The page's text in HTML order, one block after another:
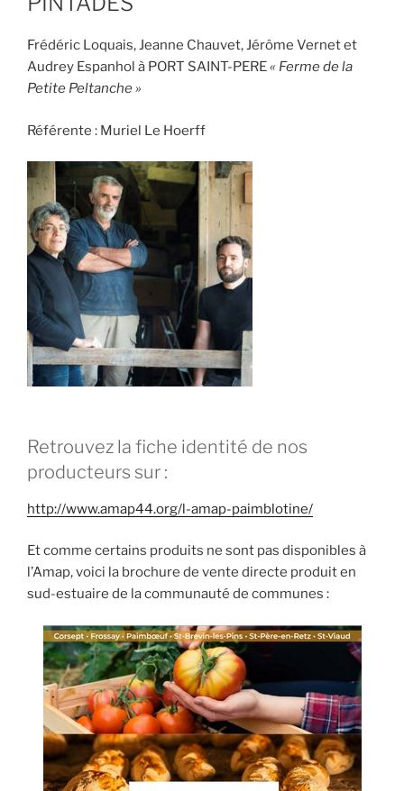
Frédéric Loquais, Jeanne Chauvet, Jérôme Vernet et
Audrey Espanhol à PORT SAINT-PERE« Ferme de la
Petite Peltanche »
Référente : Muriel Le Hoerff
Retrouvez la fiche identité de nos
producteurs sur :
http://www.amap44.org/l-amap-paimblotine/
Et comme certains produits ne sont pas disponibles à
l’Amap, voici la brochure de vente directe produit en
sud-estuaire de la communauté de communes :